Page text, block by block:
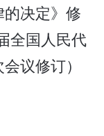
决定》修
全国人民代
议修订）